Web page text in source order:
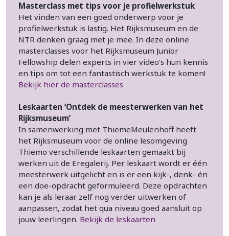
Masterclass met tips voor je profielwerkstuk
Het vinden van een goed onderwerp voor je
profielwerkstuk is lastig. Het Rijksmuseum en de
NTR denken graag met je mee. In deze online
masterclasses voor het Rijksmuseum Junior
Fellowship delen experts in vier video’s hun kennis
en tips om tot een fantastisch werkstuk te komen!
Bekijk hier de masterclasses
Leskaarten ‘Ontdek de meesterwerken van het
Rijksmuseum’
In samenwerking met ThiemeMeulenhoff heeft
het Rijksmuseum voor de online lesomgeving
Thiemo verschillende leskaarten gemaakt bij
werken uit de Eregalerij. Per leskaart wordt er één
meesterwerk uitgelicht en is er een kijk-, denk- én
een doe-opdracht geformuleerd. Deze opdrachten
kan je als leraar zelf nog verder uitwerken of
aanpassen, zodat het qua niveau goed aansluit op
jouw leerlingen. Bekijk de leskaarten